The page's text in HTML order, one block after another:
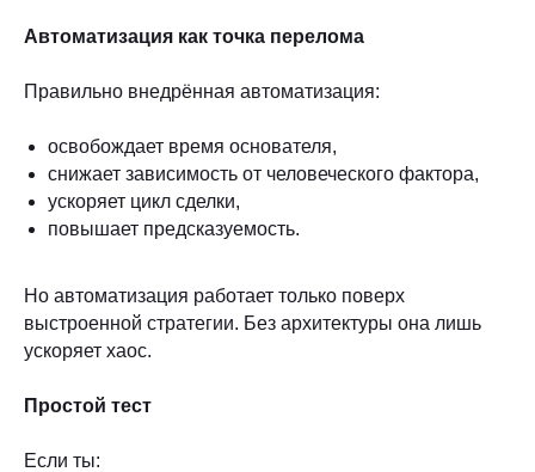
Автоматизация как точка перелома
Правильно внедрённая автоматизация:
освобождает время основателя,
снижает зависимость от человеческого фактора,
ускоряет цикл сделки,
повышает предсказуемость.
Но автоматизация работает только поверх
выстроенной стратегии. Без архитектуры она лишь
ускоряет хаос.
Простой тест
Если ты: